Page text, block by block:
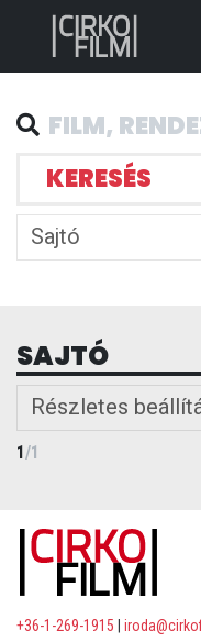
KERESÉS
Sajtó
SAJTÓ
Részletes
1/1
+36-1-269-1915